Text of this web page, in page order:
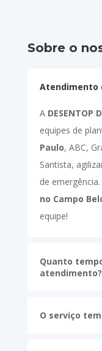
Sobre o
Atendimento
A DESENTOP
equipes de
Paulo, ABC,
Santista,
de
no Campo
equipe!
Quanto
atendimento?
O serviço